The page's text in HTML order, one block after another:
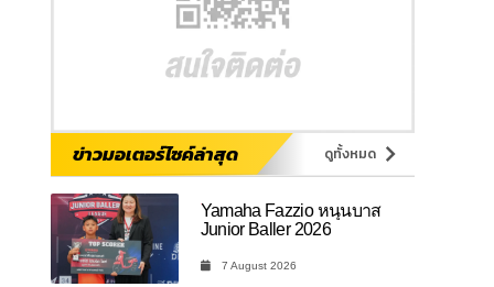
ข่าวมอเตอร์ไซค์ล่าสุด ดูทั้งหมด
Yamaha Fazzio หนุนบาส
Junior Baller 2026
7 August 2026